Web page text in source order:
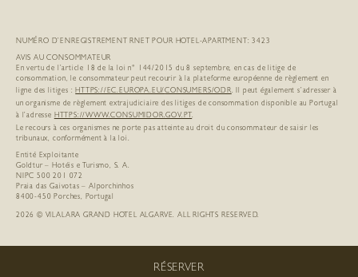
RÉSERVER
NUMÉRO D’ENREGISTREMENT RNET POUR HOTEL-APARTMENT: 3423
AVIS AU CONSOMMATEUR
En vertu de l’article 18 de la loi n° 144/2015 du 8 septembre, en cas de litige de
consommation, le consommateur peut recourir à la plateforme européenne de règlement en
ligne des litiges :HTTPS://EC.EUROPA.EU/CONSUMERS/ODR. Il peut également s’adresser à
un organisme de règlement extrajudiciaire des litiges de consommation disponible au Portugal
à l’adresse HTTPS://WWW.CONSUMIDOR.GOV.PT.
Le recours à ces organismes ne porte pas atteinte au droit du consommateur de saisir les
tribunaux, conformément à la loi.
Entité Exploitante
Goldtur – Hotéis e Turismo, S. A.
NIPC 500 201 072
Praia das Gaivotas – Alporchinhos
8400-450 Porches, Portugal
2026 © VILALARA GRAND HOTEL ALGARVE. ALL RIGHTS RESERVED.